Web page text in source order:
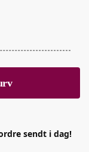
sendt i dag!